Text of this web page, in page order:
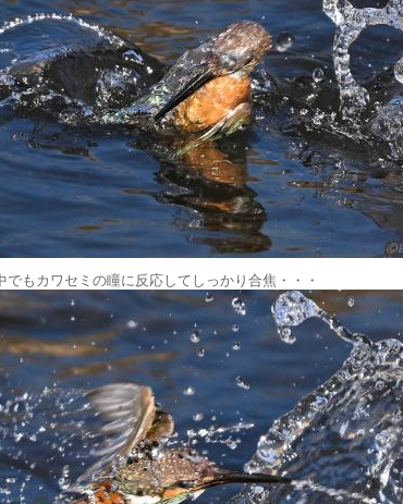
でもカワセミの瞳に反応してしっかり合焦・・・